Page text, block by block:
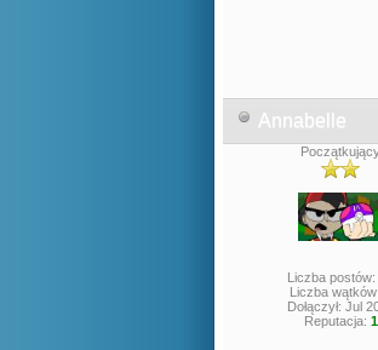
Annabelle
Liczba postów:
Liczba
Dołączył: Jul
Reputacja: 1